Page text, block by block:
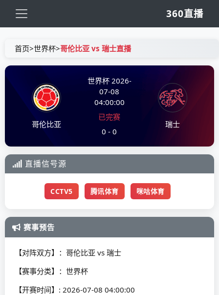
360直播
首页>世界杯>哥伦比亚 vs 瑞士直播
哥伦比亚
世界杯 2026-
07-08
04:00:00
已完赛
0 - 0
瑞士
直播信号源
CCTV5 腾讯体育 咪咕体育
赛事预告
【对阵双方】：哥伦比亚 vs 瑞士
【赛事分类】：世界杯
【开赛时间】: 2026-07-08 04:00:00